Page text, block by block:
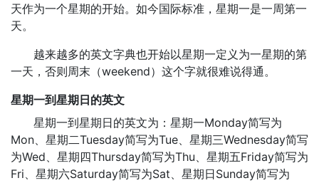
天作为一个星期的开始。如今国际标准，星期一是一周第一
天。
越来越多的英文字典也开始以星期一定义为一星期的第
一天，否则周末（weekend）这个字就很难说得通。
星期一到星期日的英文
星期一到星期日的英文为：星期一Monday简写为
Mon、星期二Tuesday简写为Tue、星期三Wednesday简写
为Wed、星期四Thursday简写为Thu、星期五Friday简写为
Fri、星期六Saturday简写为Sat、星期日Sunday简写为